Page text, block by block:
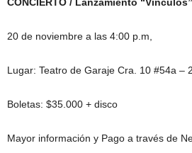
20 de noviembre a las 4:00 p.m,
Lugar: Teatro de Garaje Cra. 10 #54a –
Boletas: $35.000 + disco
Mayor información y Pago a través de